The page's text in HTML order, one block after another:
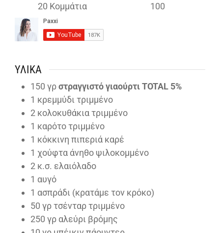
20 Κομμάτια
100
ΥΛΙΚΆ
150 γρστραγγιστό γιαούρτι TOTAL 5%
1 κρεμμύδι τριμμένο
2 κολοκυθάκια τριμμένο
1 καρότο τριμμένο
1 κόκκινη πιπεριά καρέ
1 χούφτα άνηθο ψιλοκομμένο
2 κ.σ. ελαιόλαδο
1 αυγό
1 ασπράδι (κρατάμε τον κρόκο)
50 γρ τσένταρ τριμμένο
250 γρ αλεύρι βρόμης